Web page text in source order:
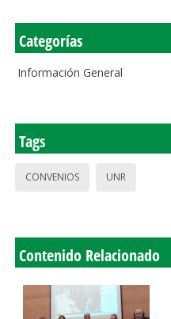
Categorías
Información General
Tags
CONVENIOS UNR
Contenido Relacionado